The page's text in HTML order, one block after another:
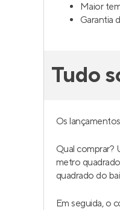
Maior
Garantia
Tudo
Os
Qual comprar?
metro
quadrado do
Em seguida, o